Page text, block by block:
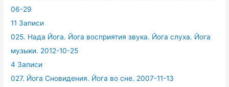
06-29
11 Записи
025. Нада Йога. Йога восприятия звука. Йога слуха. Йога
музыки. 2012-10-25
4 Записи
027. Йога Сновидения. Йога во сне. 2007-11-13